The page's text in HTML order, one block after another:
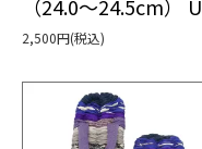
（24.0～24.5cm） U
2,500円(税込)